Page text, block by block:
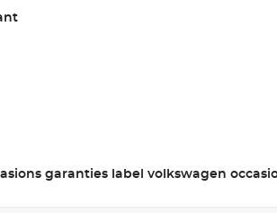
garanties label volkswagen